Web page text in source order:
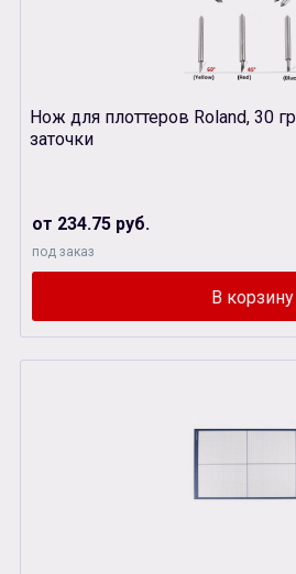
Нож для плоттеров Roland, 30
заточки
от 234.75 руб.
под заказ